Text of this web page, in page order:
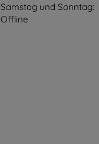
Samstag und Sonntag:
Offline